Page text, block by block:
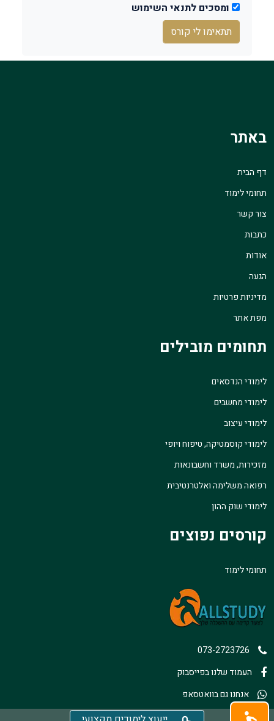
ומסכים לתנאי השימוש
תתאימו לי קורס
באתר
דף הבית
תחומי לימוד
צור קשר
כתבות
אודות
הגעה
מדיניות פרטיות
מפת אתר
תחומים מובילים
לימודי הנדסאים
לימודי מחשבים
לימודי עיצוב
לימודי קוסמטיקה, טיפוח ויופי
מזכירות, משרד וחשבונאות
רפואה משלימה ואלטרנטיבית
לימודי שוק ההון
קורסים נפוצים
תחומי לימוד
073-2723726
העמוד שלנו בפייסבוק
אנחנו גם בוואטסאפ